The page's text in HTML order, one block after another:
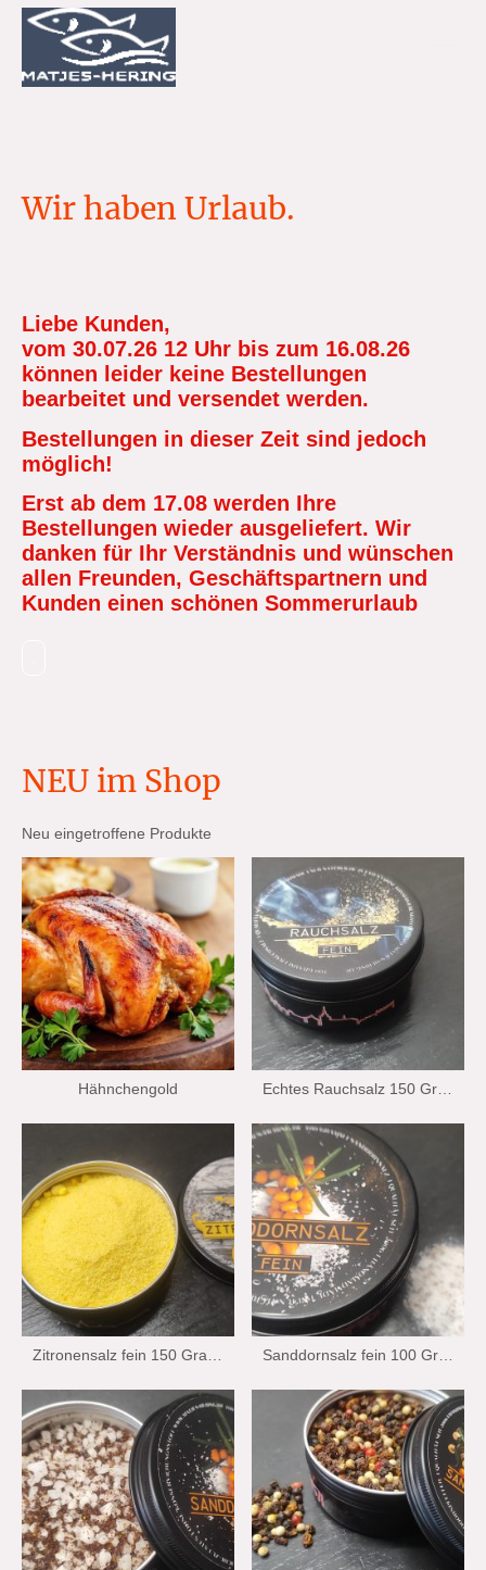
Wir haben Urlaub.
Liebe Kunden,
vom 30.07.26 12 Uhr bis zum 16.08.26
können leider keine Bestellungen
bearbeitet und versendet werden.
Bestellungen in dieser Zeit sind jedoch
möglich!
Erst ab dem 17.08 werden Ihre
Bestellungen wieder ausgeliefert. Wir
danken für Ihr Verständnis und wünschen
allen Freunden, Geschäftspartnern und
Kunden einen schönen Sommerurlaub
NEU im Shop
Neu eingetroffene Produkte
Hähnchengold Echtes Rauchsalz 150 Gramm Wiechmann Stralsund Edition
Sanddornsalz fein 100 Gramm Wiechmann Stralsund Edition